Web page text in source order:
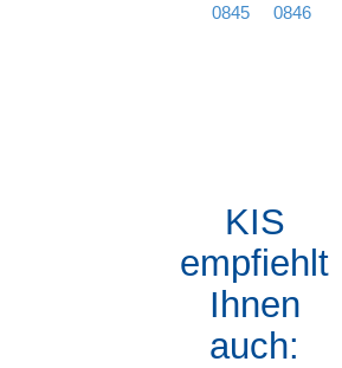
0845
0846
KIS
empfiehlt
Ihnen
auch: